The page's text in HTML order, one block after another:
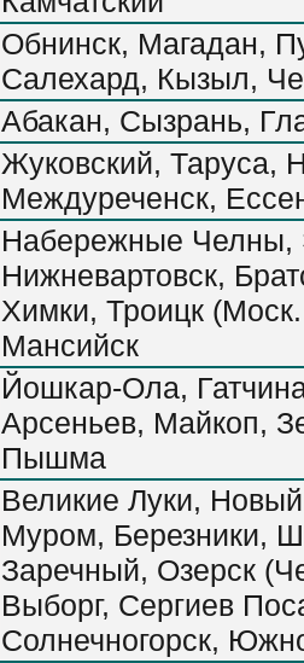
Обнинск, Магадан,
Салехард, Кызыл,
Абакан, Сызрань,
Жуковский, Таруса,
Междуреченск,
Набережные Челны,
Нижневартовск,
Химки, Троицк
Мансийск
Йошкар-Ола,
Арсеньев, Майкоп,
Пышма
Великие Луки,
Муром, Березники,
Заречный, Озерск
Выборг, Сергиев
Солнечногорск,